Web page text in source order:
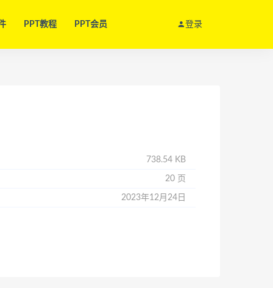
PPT教程 PPT会员 登录
738.54 KB
20 页
2023年12月24日